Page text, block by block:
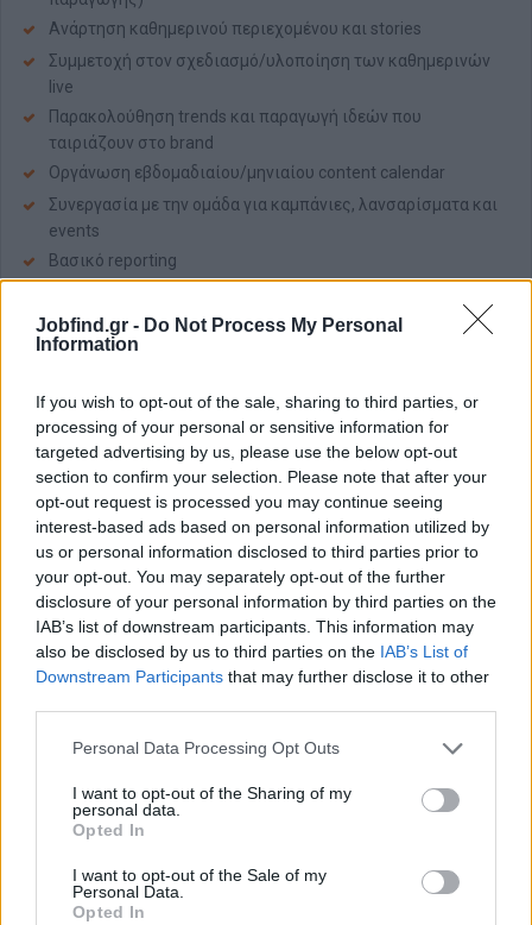
Jobfind.gr - Do Not Process My Personal
Information
If you wish to opt-out of the sale, sharing to third parties, or
processing of your personal or sensitive information for
targeted advertising by us, please use the below opt-out
section to confirm your selection. Please note that after your
opt-out request is processed you may continue seeing
interest-based ads based on personal information utilized by
us or personal information disclosed to third parties prior to
your opt-out. You may separately opt-out of the further
disclosure of your personal information by third parties on the
IAB’s list of downstream participants. This information may
also be disclosed by us to third parties on the IAB’s List of
Downstream Participants that may further disclose it to other
Personal Data Processing Opt Outs
I want to opt-out of the Sharing of my
personal data.
Opted In
I want to opt-out of the Sale of my
Personal Data.
Opted In
Ανάρτηση καθημερινού περιεχομένου και stories
Συμμετοχή στον σχεδιασμό/υλοποίηση των καθημερινών
live
Παρακολούθηση trends και παραγωγή ιδεών που
ταιριάζουν στο brand
Οργάνωση εβδομαδιαίου/μηνιαίου content calendar
Συνεργασία με την ομάδα για καμπάνιες, λανσαρίσματα και
events
Βασικό reporting
Πραγματική εμπειρία διαχείρισης social για brand/
CapCut σε παραγωγικό επίπεδο (υπότιτλοι, cuts, tempo,
exports)
Διαθεσιμότητα για full-time, in-house εργασία στο Περιστέρι
Συνέπεια, σοβαρότητα, ομαδικό πνεύμα και θετική ενέργεια
Δημιουργικότητα με εμπορική σκέψη
Εξοικείωση με Canva / Lightroom ή Photoshop / Premiere ή
DaVinci (bonus)
Άνεση στην παραγωγή περιεχομένου μέσα στο κατάστημα
(κινητό, φως, κάδρο, ρυθμός)
Εμπειρία σε fashion/beauty/retail περιεχόμενο
Παροχές
Σταθερό, πλήρες ωράριο σε αναπτυσσόμενο brand
Προοπτική εξέλιξης και ανάληψης μεγαλύτερων creative
projects
Αποδοχές ανάλογα με εμπειρία και ευθύνες (ενδεικτική
αξιολόγηση στο αρχικό στάδιο)